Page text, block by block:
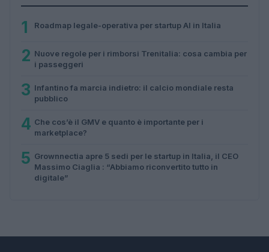
1 Roadmap legale-operativa per startup AI in Italia
2 Nuove regole per i rimborsi Trenitalia: cosa cambia per
i passeggeri
3 Infantino fa marcia indietro: il calcio mondiale resta
pubblico
4 Che cos’è il GMV e quanto è importante per i
marketplace?
5 Grownnectia apre 5 sedi per le startup in Italia, il CEO
Massimo Ciaglia : “Abbiamo riconvertito tutto in
digitale”